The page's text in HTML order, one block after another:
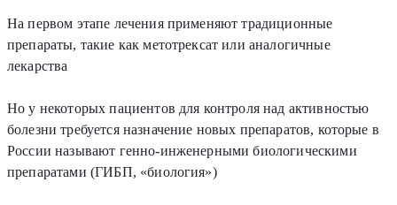
На первом этапе лечения применяют традиционные
препараты, такие как метотрексат или аналогичные
лекарства
Но у некоторых пациентов для контроля над активностью
болезни требуется назначение новых препаратов, которые в
России называют генно-инженерными биологическими
препаратами (ГИБП, «биология»)